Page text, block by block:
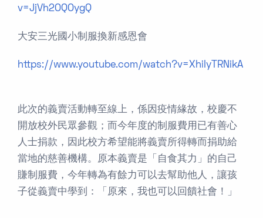
v=JjVh2OQOygQ
大安三光國小制服換新感恩會
https://www.youtube.com/watch?v=XhiIyTRNikA
此次的義賣活動轉至線上，係因疫情緣故，校慶不
開放校外民眾參觀；而今年度的制服費用已有善心
人士捐款，因此校方希望能將義賣所得轉而捐助給
當地的慈善機構。原本義賣是「自食其力」的自己
賺制服費，今年轉為有餘力可以去幫助他人，讓孩
子從義賣中學到：「原來，我也可以回饋社會！」